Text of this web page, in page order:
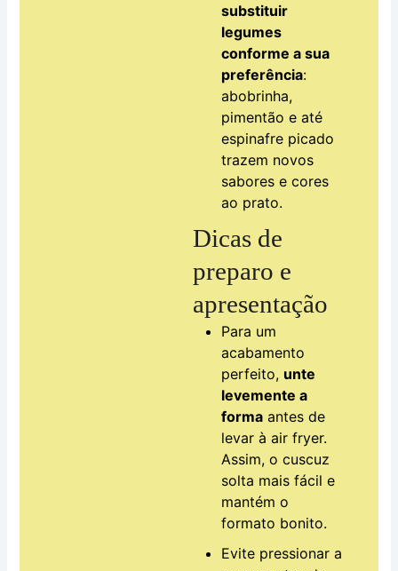
substituir
legumes
conforme a sua
preferência:
abobrinha,
pimentão e até
espinafre picado
trazem novos
sabores e cores
ao prato.
Dicas de
preparo e
apresentação
Para um
acabamento
perfeito, unte
levemente a
formaantes de
levar à air fryer.
Assim, o cuscuz
solta mais fácil e
mantém o
formato bonito.
Evite pressionar a